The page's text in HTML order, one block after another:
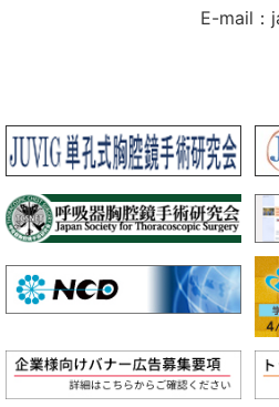
E-mail：